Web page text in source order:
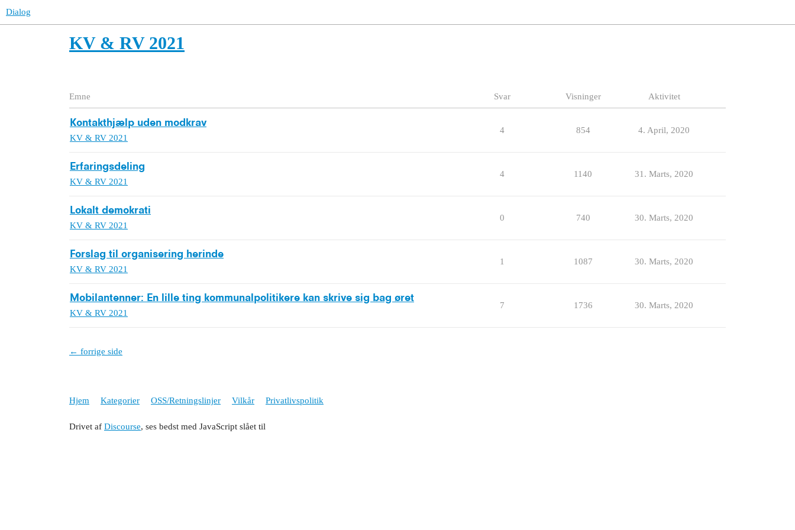
Dialog
KV & RV 2021
Emne Svar Visninger Aktivitet
Kontakthjælp uden modkrav
KV & RV 2021
4 854 4. April, 2020
Erfaringsdeling
KV & RV 2021
4 1140 31. Marts, 2020
Lokalt demokrati
KV & RV 2021
0 740 30. Marts, 2020
Forslag til organisering herinde
KV & RV 2021
1 1087 30. Marts, 2020
Mobilantenner: En lille ting kommunalpolitikere kan skrive sig bag øret
KV & RV 2021
7 1736 30. Marts, 2020
← forrige side
Hjem Kategorier OSS/Retningslinjer Vilkår Privatlivspolitik
Drivet af Discourse, ses bedst med JavaScript slået til